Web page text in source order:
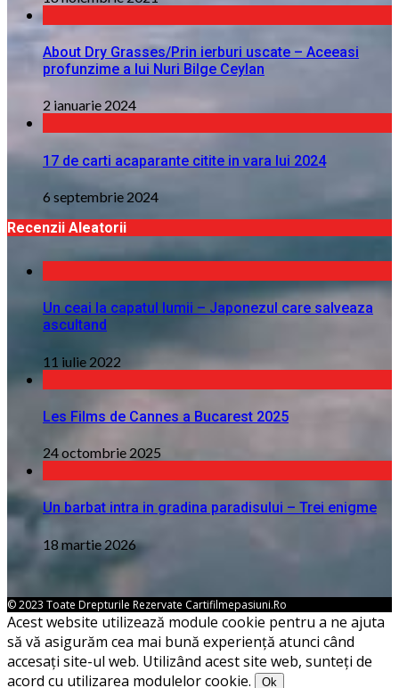
About Dry Grasses/Prin ierburi uscate – Aceeasi
profunzime a lui Nuri Bilge Ceylan
2 ianuarie 2024
17 de carti acaparante citite in vara lui 2024
6 septembrie 2024
Recenzii Aleatorii
Un ceai la capatul lumii – Japonezul care salveaza
ascultand
11 iulie 2022
Les Films de Cannes a Bucarest 2025
24 octombrie 2025
Un barbat intra in gradina paradisului – Trei enigme
18 martie 2026
© 2023 Toate Drepturile Rezervate Cartifilmepasiuni.ro
Acest website utilizează module cookie pentru a ne ajuta
să vă asigurăm cea mai bună experiență atunci când
accesați site-ul web. Utilizând acest site web, sunteți de
acord cu utilizarea modulelor cookie.
Ok